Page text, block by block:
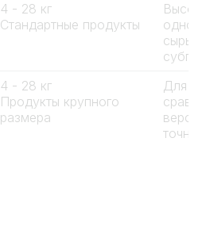
4 - 28 кг
Стандартные продукты
4 - 28 кг
Продукты крупного
размера
Для